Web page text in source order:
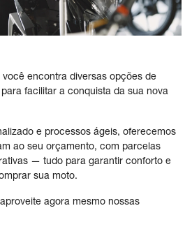
você encontra diversas opções de
facilitar a conquista da sua nova
e processos ágeis, oferecemos
ao seu orçamento, com parcelas
— tudo para garantir conforto e
sua moto.
agora mesmo nossas